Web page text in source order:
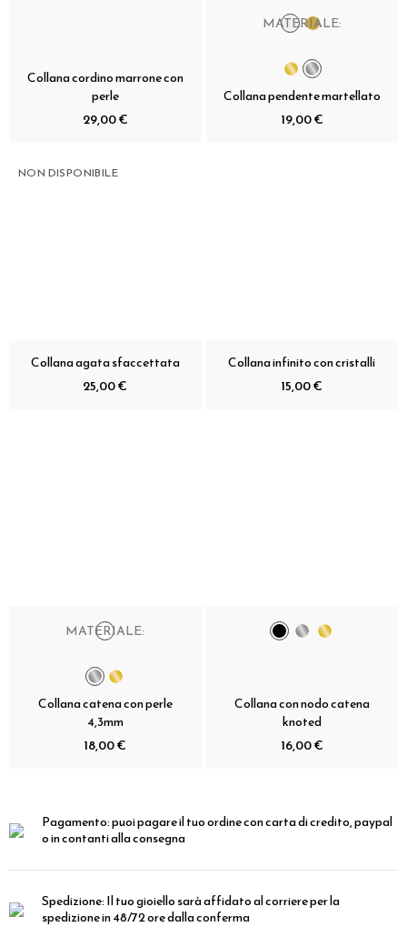
Collana cordino marrone con
perle
29,00 €
MATERIALE:
Collana pendente martellato
19,00 €
NON DISPONIBILE
Collana agata sfaccettata
25,00 €
Collana infinito con cristalli
15,00 €
MATERIALE:
Collana catena con perle
4,3mm
18,00 €
Collana con nodo catena
knoted
16,00 €
Pagamento:puoi pagare il tuo ordine con carta di credito, paypal
o in contanti alla consegna
Spedizione:Il tuo gioiello sarà affidato al corriere per la
spedizione in 48/72 ore dalla conferma